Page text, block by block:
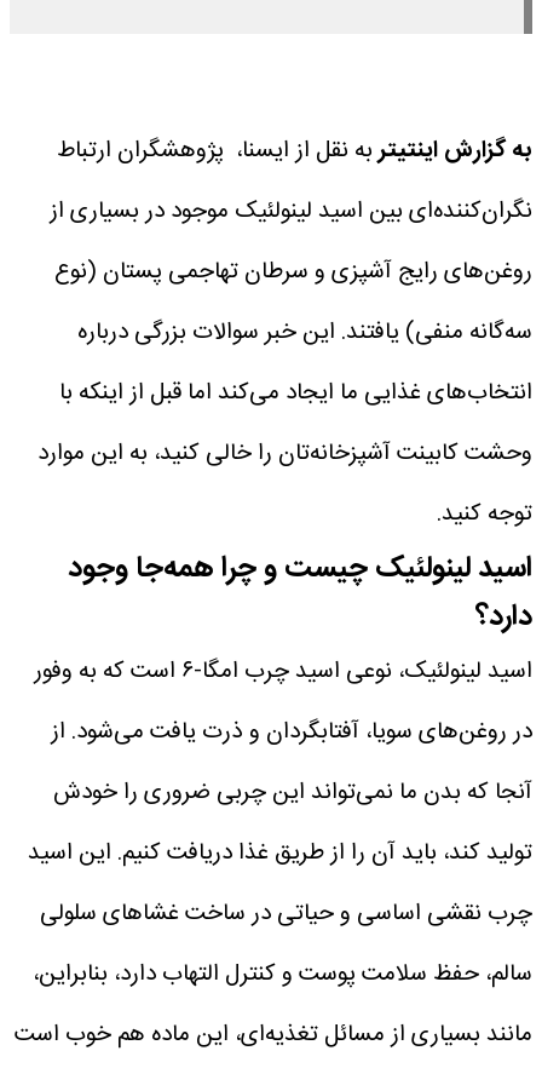
به گزارش اینتیتربه نقل از ایسنا، پژوهشگران ارتباط
نگران‌کننده‌ای بین اسید لینولئیک موجود در بسیاری از
روغن‌های رایج آشپزی و سرطان تهاجمی پستان (نوع
سه‌گانه منفی) یافتند. این خبر سوالات بزرگی درباره
انتخاب‌های غذایی ما ایجاد می‌کند اما قبل از اینکه با
وحشت کابینت آشپزخانه‌تان را خالی کنید، به این موارد
توجه کنید.
اسید لینولئیک چیست و چرا همه‌جا وجود
دارد؟
اسید لینولئیک، نوعی اسید چرب امگا-۶ است که به وفور
در روغن‌های سویا، آفتابگردان و ذرت یافت می‌شود. از
آنجا که بدن ما نمی‌تواند این چربی ضروری را خودش
تولید کند، باید آن را از طریق غذا دریافت کنیم. این اسید
چرب نقشی اساسی و حیاتی در ساخت غشاهای سلولی
سالم، حفظ سلامت پوست و کنترل التهاب دارد، بنابراین،
مانند بسیاری از مسائل تغذیه‌ای، این ماده هم خوب است